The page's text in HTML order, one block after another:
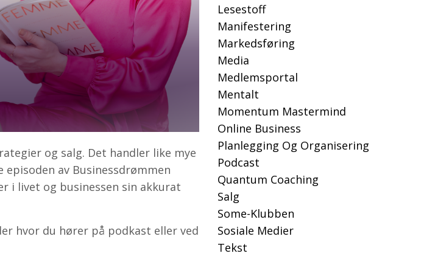
og salg. Det handler like mye
av Businessdrømmen
i livet og businessen sin akkurat
hvor du hører på podkast eller ved
Lesestoff
Manifestering
Markedsføring
Media
Medlemsportal
Mentalt
Momentum Mastermind
Online Business
Planlegging Og Organisering
Podcast
Quantum Coaching
Salg
Some-Klubben
Sosiale Medier
Tekst